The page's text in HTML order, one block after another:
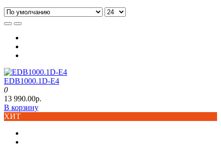
EDB1000.1D-E4
0
13 990.00р.
В корзину
ХИТ